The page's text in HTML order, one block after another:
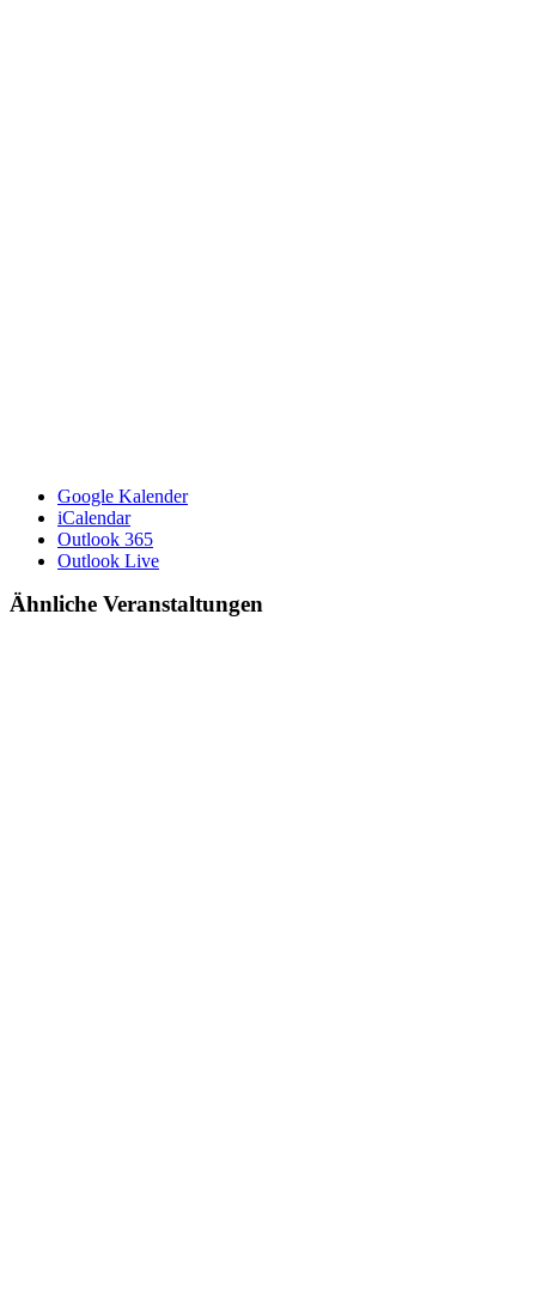
Google Kalender
iCalendar
Outlook 365
Outlook Live
Ähnliche Veranstaltungen